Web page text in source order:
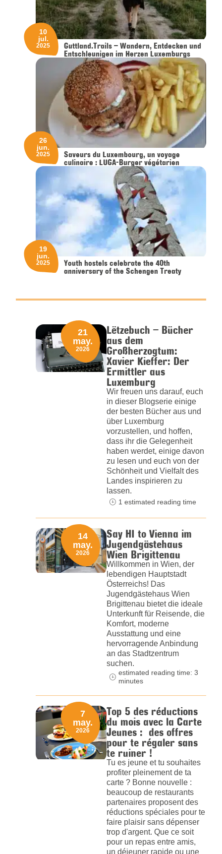
Guttland.Trails – Wandern, Entdecken und
Entschleunigen im Herzen Luxemburgs
10
jul.
2025
Saveurs du Luxembourg, un voyage
culinaire : LUGA-Burger végétarien
26
jun.
2025
Youth hostels celebrate the 40th
anniversary of the Schengen Treaty
19
jun.
2025
Lëtzebuch – Bücher
aus dem
Großherzogtum:
Xavier Kieffer: Der
Ermittler aus
Luxemburg
Wir freuen uns darauf, euch
in dieser Blogserie einige
der besten Bücher aus und
über Luxemburg
vorzustellen, und hoffen,
dass ihr die Gelegenheit
haben werdet, einige davon
zu lesen und euch von der
Schönheit und Vielfalt des
Landes inspirieren zu
lassen.
21
may.
2026
1 estimated reading time
Say HI to Vienna im
Jugendgästehaus
Wien Brigittenau
Willkommen in Wien, der
lebendigen Hauptstadt
Österreichs! Das
Jugendgästehaus Wien
Brigittenau bietet die ideale
Unterkunft für Reisende, die
Komfort, moderne
Ausstattung und eine
hervorragende Anbindung
an das Stadtzentrum
suchen.
14
may.
2026
estimated reading time: 3
minutes
Top 5 des réductions
du mois avec la Carte
Jeunes : des offres
pour te régaler sans
te ruiner !
Tu es jeune et tu souhaites
profiter pleinement de ta
carte ? Bonne nouvelle :
beaucoup de restaurants
partenaires proposent des
réductions spéciales pour te
faire plaisir sans dépenser
trop d'argent. Que ce soit
pour un repas entre amis,
un déjeuner rapide ou une
7
may.
2026